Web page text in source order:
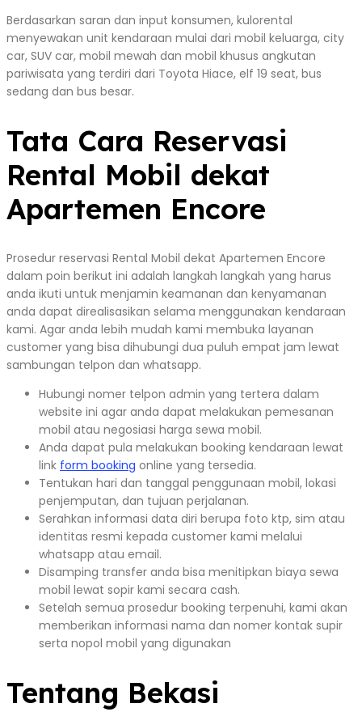
Berdasarkan saran dan input konsumen, kulorental
menyewakan unit kendaraan mulai dari mobil keluarga, city
car, SUV car, mobil mewah dan mobil khusus angkutan
pariwisata yang terdiri dari Toyota Hiace, elf 19 seat, bus
sedang dan bus besar.
Tata Cara Reservasi
Rental Mobil dekat
Apartemen Encore
Prosedur reservasi Rental Mobil dekat Apartemen Encore
dalam poin berikut ini adalah langkah langkah yang harus
anda ikuti untuk menjamin keamanan dan kenyamanan
anda dapat direalisasikan selama menggunakan kendaraan
kami. Agar anda lebih mudah kami membuka layanan
customer yang bisa dihubungi dua puluh empat jam lewat
sambungan telpon dan whatsapp.
Hubungi nomer telpon admin yang tertera dalam
website ini agar anda dapat melakukan pemesanan
mobil atau negosiasi harga sewa mobil.
Anda dapat pula melakukan booking kendaraan lewat
link form booking online yang tersedia.
Tentukan hari dan tanggal penggunaan mobil, lokasi
penjemputan, dan tujuan perjalanan.
Serahkan informasi data diri berupa foto ktp, sim atau
identitas resmi kepada customer kami melalui
whatsapp atau email.
Disamping transfer anda bisa menitipkan biaya sewa
mobil lewat sopir kami secara cash.
Setelah semua prosedur booking terpenuhi, kami akan
memberikan informasi nama dan nomer kontak supir
serta nopol mobil yang digunakan
Tentang Bekasi